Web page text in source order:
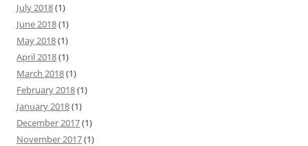
July 2018(1)
June 2018(1)
May 2018(1)
April 2018(1)
March 2018(1)
February 2018(1)
January 2018(1)
December 2017(1)
November 2017(1)